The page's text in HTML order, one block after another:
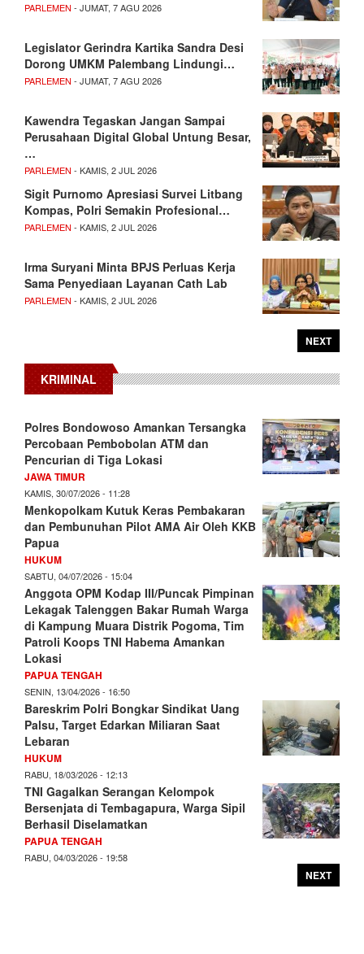
PARLEMEN - JUMAT, 7 AGU 2026
Legislator Gerindra Kartika Sandra Desi
Dorong UMKM Palembang Lindungi…
PARLEMEN - JUMAT, 7 AGU 2026
Kawendra Tegaskan Jangan Sampai
Perusahaan Digital Global Untung Besar,
…
PARLEMEN - KAMIS, 2 JUL 2026
Sigit Purnomo Apresiasi Survei Litbang
Kompas, Polri Semakin Profesional…
PARLEMEN - KAMIS, 2 JUL 2026
Irma Suryani Minta BPJS Perluas Kerja
Sama Penyediaan Layanan Cath Lab
PARLEMEN - KAMIS, 2 JUL 2026
NEXT
KRIMINAL
Polres Bondowoso Amankan Tersangka
Percobaan Pembobolan ATM dan
Pencurian di Tiga Lokasi
JAWA TIMUR
KAMIS, 30/07/2026 - 11:28
Menkopolkam Kutuk Keras Pembakaran
dan Pembunuhan Pilot AMA Air Oleh KKB
Papua
HUKUM
SABTU, 04/07/2026 - 15:04
Anggota OPM Kodap III/Puncak Pimpinan
Lekagak Talenggen Bakar Rumah Warga
di Kampung Muara Distrik Pogoma, Tim
Patroli Koops TNI Habema Amankan
Lokasi
PAPUA TENGAH
SENIN, 13/04/2026 - 16:50
Bareskrim Polri Bongkar Sindikat Uang
Palsu, Target Edarkan Miliaran Saat
Lebaran
HUKUM
RABU, 18/03/2026 - 12:13
TNI Gagalkan Serangan Kelompok
Bersenjata di Tembagapura, Warga Sipil
Berhasil Diselamatkan
PAPUA TENGAH
RABU, 04/03/2026 - 19:58
NEXT